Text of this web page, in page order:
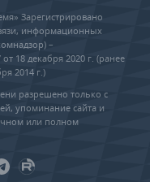
Зарегистрировано
информационных
–
18 декабря 2020 г. (ранее
2014 г.)
разрешено только с
упоминание сайта и
или полном